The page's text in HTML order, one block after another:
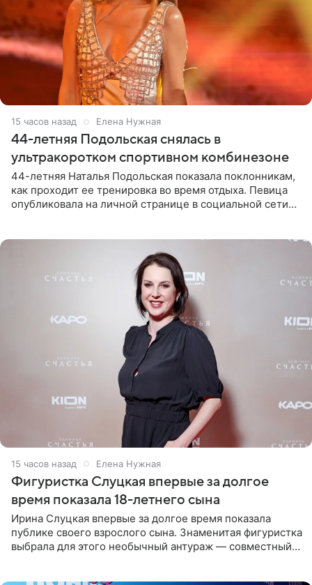
15 часов назад Елена Нужная
44-летняя Подольская снялась в
ультракоротком спортивном комбинезоне
44-летняя Наталья Подольская показала поклонникам,
как проходит ее тренировка во время отдыха. Певица
опубликовала на личной странице в социальной сети
15 часов назад Елена Нужная
Фигуристка Слуцкая впервые за долгое
время показала 18-летнего сына
Ирина Слуцкая впервые за долгое время показала
публике своего взрослого сына. Знаменитая фигуристка
выбрала для этого необычный антураж — совместный